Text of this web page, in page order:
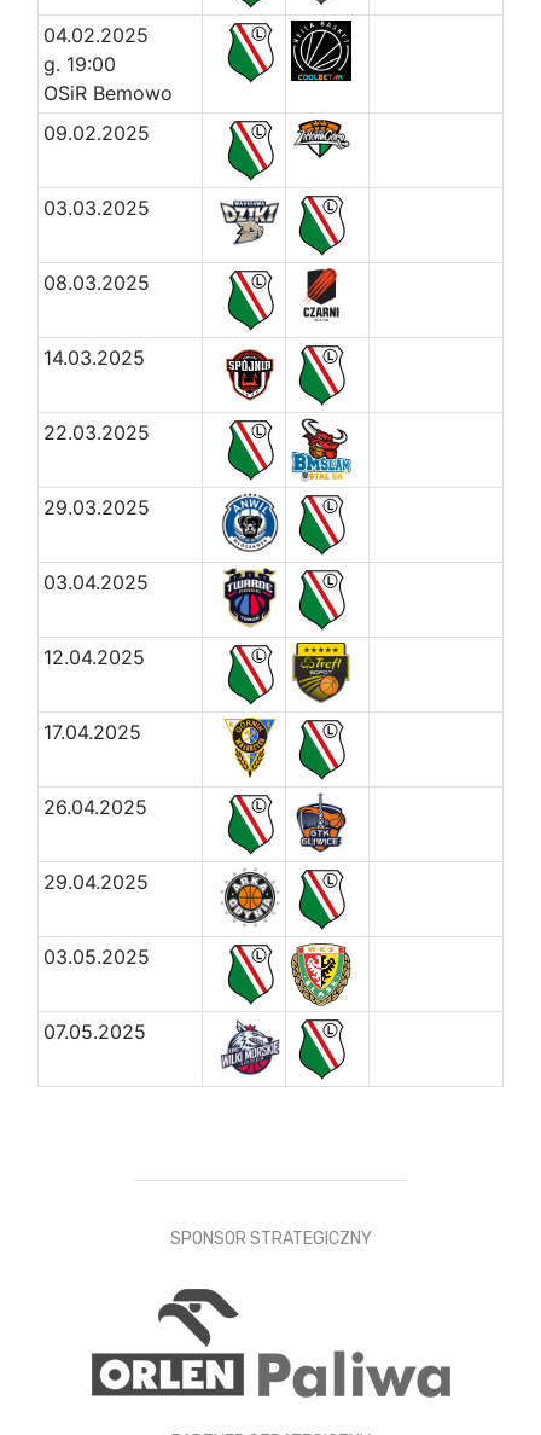
04.02.2025
g. 19:00
OSiR Bemowo
09.02.2025
03.03.2025
08.03.2025
14.03.2025
22.03.2025
29.03.2025
03.04.2025
12.04.2025
17.04.2025
26.04.2025
29.04.2025
03.05.2025
07.05.2025
SPONSOR STRATEGICZNY